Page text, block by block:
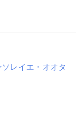
レイエ・オオタ